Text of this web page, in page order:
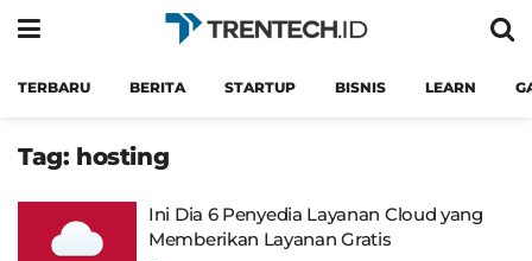
TERBARU BERITA STARTUP BISNIS LEARN
Tag: hosting
Ini Dia 6 Penyedia Layanan Cloud yang
Memberikan Layanan Gratis